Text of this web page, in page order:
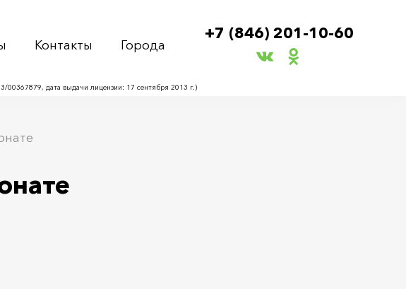
Контакты Города
+7 (846) 201-10-60
дата выдачи лицензии: 17 сентября 2013 г.)